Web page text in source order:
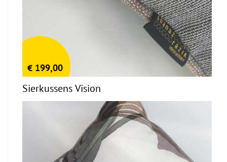
€ 199,00
Sierkussens Vision